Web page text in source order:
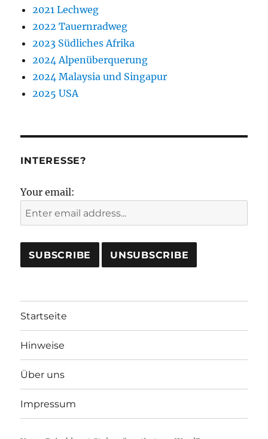
2021 Lechweg
2022 Tauernradweg
2023 Südliches Afrika
2024 Alpenüberquerung
2024 Malaysia und Singapur
2025 USA
INTERESSE?
Your email:
Startseite
Hinweise
Über uns
Impressum